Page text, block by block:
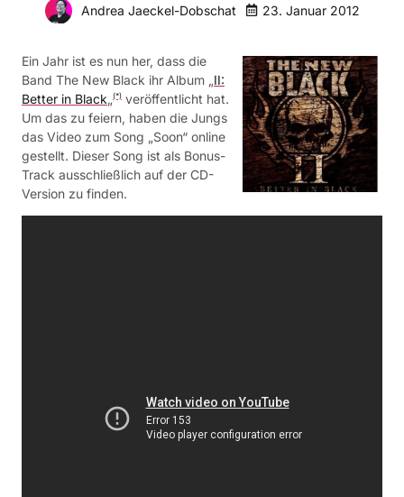
Andrea Jaeckel-Dobschat 23. Januar 2012
Ein Jahr ist es nun her, dass die
Band The New Black ihr Album „II:
Better in Black„ (*) veröffentlicht hat.
Um das zu feiern, haben die Jungs
das Video zum Song „Soon“ online
gestellt. Dieser Song ist als Bonus-
Track ausschließlich auf der CD-
Version zu finden.